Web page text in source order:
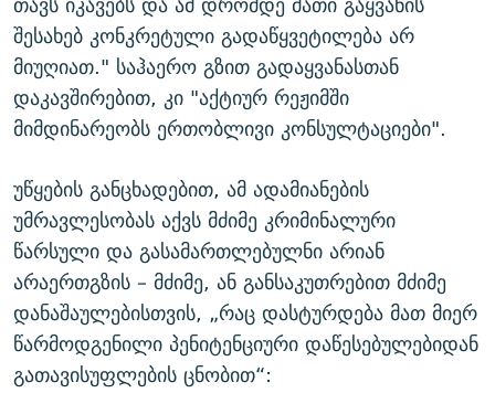
შესახებ კონკრეტული გადაწყვეტილება არ
მიუღიათ." საჰაერო გზით გადაყვანასთან
დაკავშირებით, კი "აქტიურ რეჟიმში
მიმდინარეობს ერთობლივი კონსულტაციები".
უწყების განცხადებით, ამ ადამიანების
უმრავლესობას აქვს მძიმე კრიმინალური
წარსული და გასამართლებულნი არიან
არაერთგზის – მძიმე, ან განსაკუთრებით მძიმე
დანაშაულებისთვის, „რაც დასტურდება მათ მიერ
წარმოდგენილი პენიტენციური დაწესებულებიდან
გათავისუფლების ცნობით“: